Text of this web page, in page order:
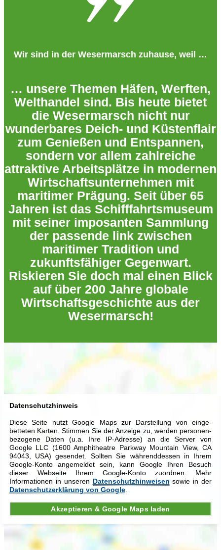
Wir sind in der Wesermarsch zuhause, weil …
… unsere Themen Häfen, Werften,
Welthandel sind. Bis heute bietet
die Wesermarsch nicht nur
wunderbares Deich- und Küstenflair
zum Genießen und Entspannen,
sondern vor allem zahlreiche
attraktive Arbeitsplätze in modernen
Wirtschaftsunternehmen mit
maritimer Prägung. Seit über 65
Jahren ist das Schifffahrtsmuseum
mit seiner imposanten Sammlung
der passende link zwischen
maritimer Tradition und
zukunftsfähiger Gegenwart.
Riskieren Sie doch mal einen Blick
auf über 200 Jahre globale
Wirtschaftsgeschichte aus der
Wesermarsch!
Datenschutzhinweis
Diese Seite nutzt Google Maps zur Dar­stellung von ein­ge­
betteten Karten. Stimmen Sie der An­zeige zu, werden per­sonen­
be­zogene Daten (u.a. Ihre IP-Adresse) an die Server von
Google LLC (1600 Amphi­theatre Park­way Mount­ain View, CA
94043, USA) gesendet. Sollten Sie während­dessen in Ihrem
Google-Konto angemeldet sein, kann Google Ihren Besuch
dieser Webseite Ihrem Google-Konto zuordnen. Mehr
Informationen in unseren Daten­schutz­hinweisen sowie in der
Daten­schutz­erklärung von Google.
Akzeptieren & Google Maps laden